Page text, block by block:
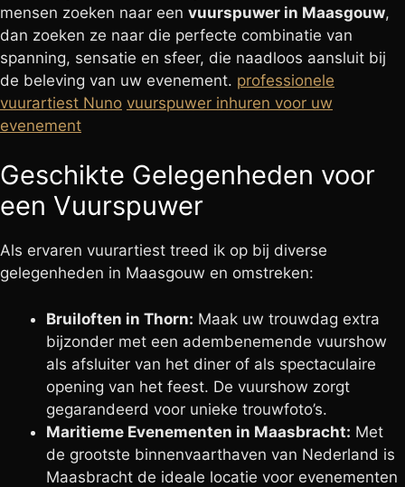
mensen zoeken naar een vuurspuwer in Maasgouw,
dan zoeken ze naar die perfecte combinatie van
spanning, sensatie en sfeer, die naadloos aansluit bij
de beleving van uw evenement. professionele
vuurartiest Nuno vuurspuwer inhuren voor uw
evenement
Geschikte Gelegenheden voor
een Vuurspuwer
Als ervaren vuurartiest treed ik op bij diverse
gelegenheden in Maasgouw en omstreken:
Bruiloften in Thorn: Maak uw trouwdag extra
bijzonder met een adembenemende vuurshow
als afsluiter van het diner of als spectaculaire
opening van het feest. De vuurshow zorgt
gegarandeerd voor unieke trouwfoto’s.
Maritieme Evenementen in Maasbracht: Met
de grootste binnenvaarthaven van Nederland is
Maasbracht de ideale locatie voor evenementen